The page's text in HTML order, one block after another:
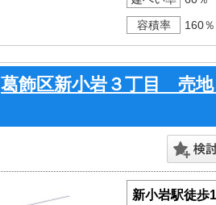
容積率
160％
葛飾区新小岩３丁目 売
新小岩駅徒歩